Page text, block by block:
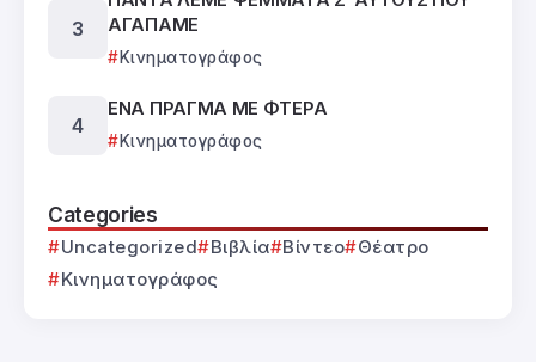
ΑΓΑΠΑΜΕ
Κινηματογράφος
ΕΝΑ ΠΡΑΓΜΑ ΜΕ ΦΤΕΡΑ
Κινηματογράφος
Categories
Uncategorized Βιβλία Βίντεο
Θέατρο
Κινηματογράφος